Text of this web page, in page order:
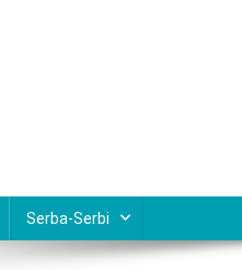
Serba-Serbi